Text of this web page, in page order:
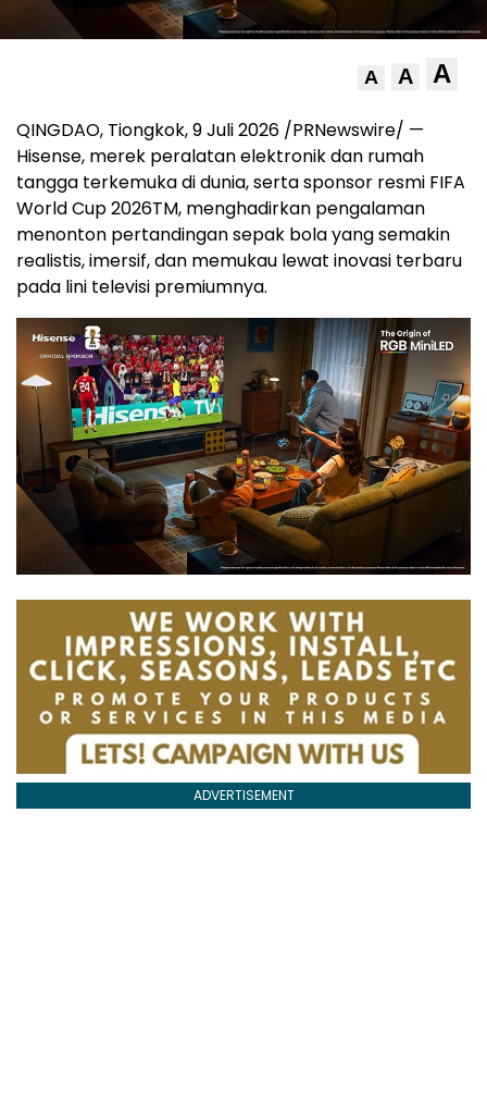
A A A
QINGDAO, Tiongkok, 9 Juli 2026 /PRNewswire/ —
Hisense, merek peralatan elektronik dan rumah
tangga terkemuka di dunia, serta sponsor resmi FIFA
World Cup 2026TM, menghadirkan pengalaman
menonton pertandingan sepak bola yang semakin
realistis, imersif, dan memukau lewat inovasi terbaru
pada lini televisi premiumnya.
ADVERTISEMENT